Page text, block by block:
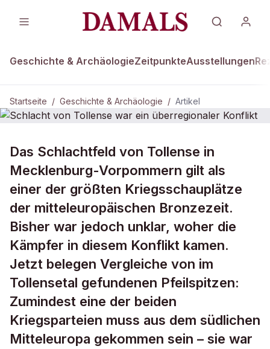
Geschichte & ArchäologieZeitpunkteAusstellungen
Startseite / Geschichte & Archäologie / Artikel
GESCHICHTE & ARCHÄOLOGIE
Schlacht von Tollense war ein
überregionaler Konflikt
Das Schlachtfeld von Tollense in
Mecklenburg-Vorpommern gilt als
einer der größten Kriegsschauplätze
der mitteleuropäischen Bronzezeit.
Bisher war jedoch unklar, woher die
Kämpfer in diesem Konflikt kamen.
Jetzt belegen Vergleiche von im
Tollensetal gefundenen Pfeilspitzen:
Zumindest eine der beiden
Kriegsparteien muss aus dem südlichen
Mitteleuropa gekommen sein – sie war